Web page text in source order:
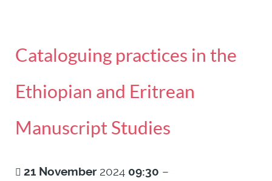
Cataloguing practices in the
Ethiopian and Eritrean
Manuscript Studies
21 November 2024 09:30 –